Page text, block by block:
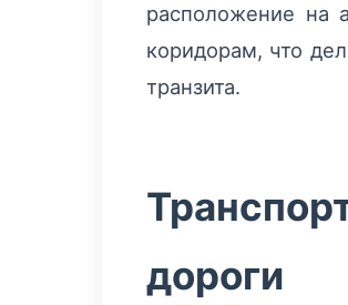
расположение на
коридорам, что
транзита.
дороги